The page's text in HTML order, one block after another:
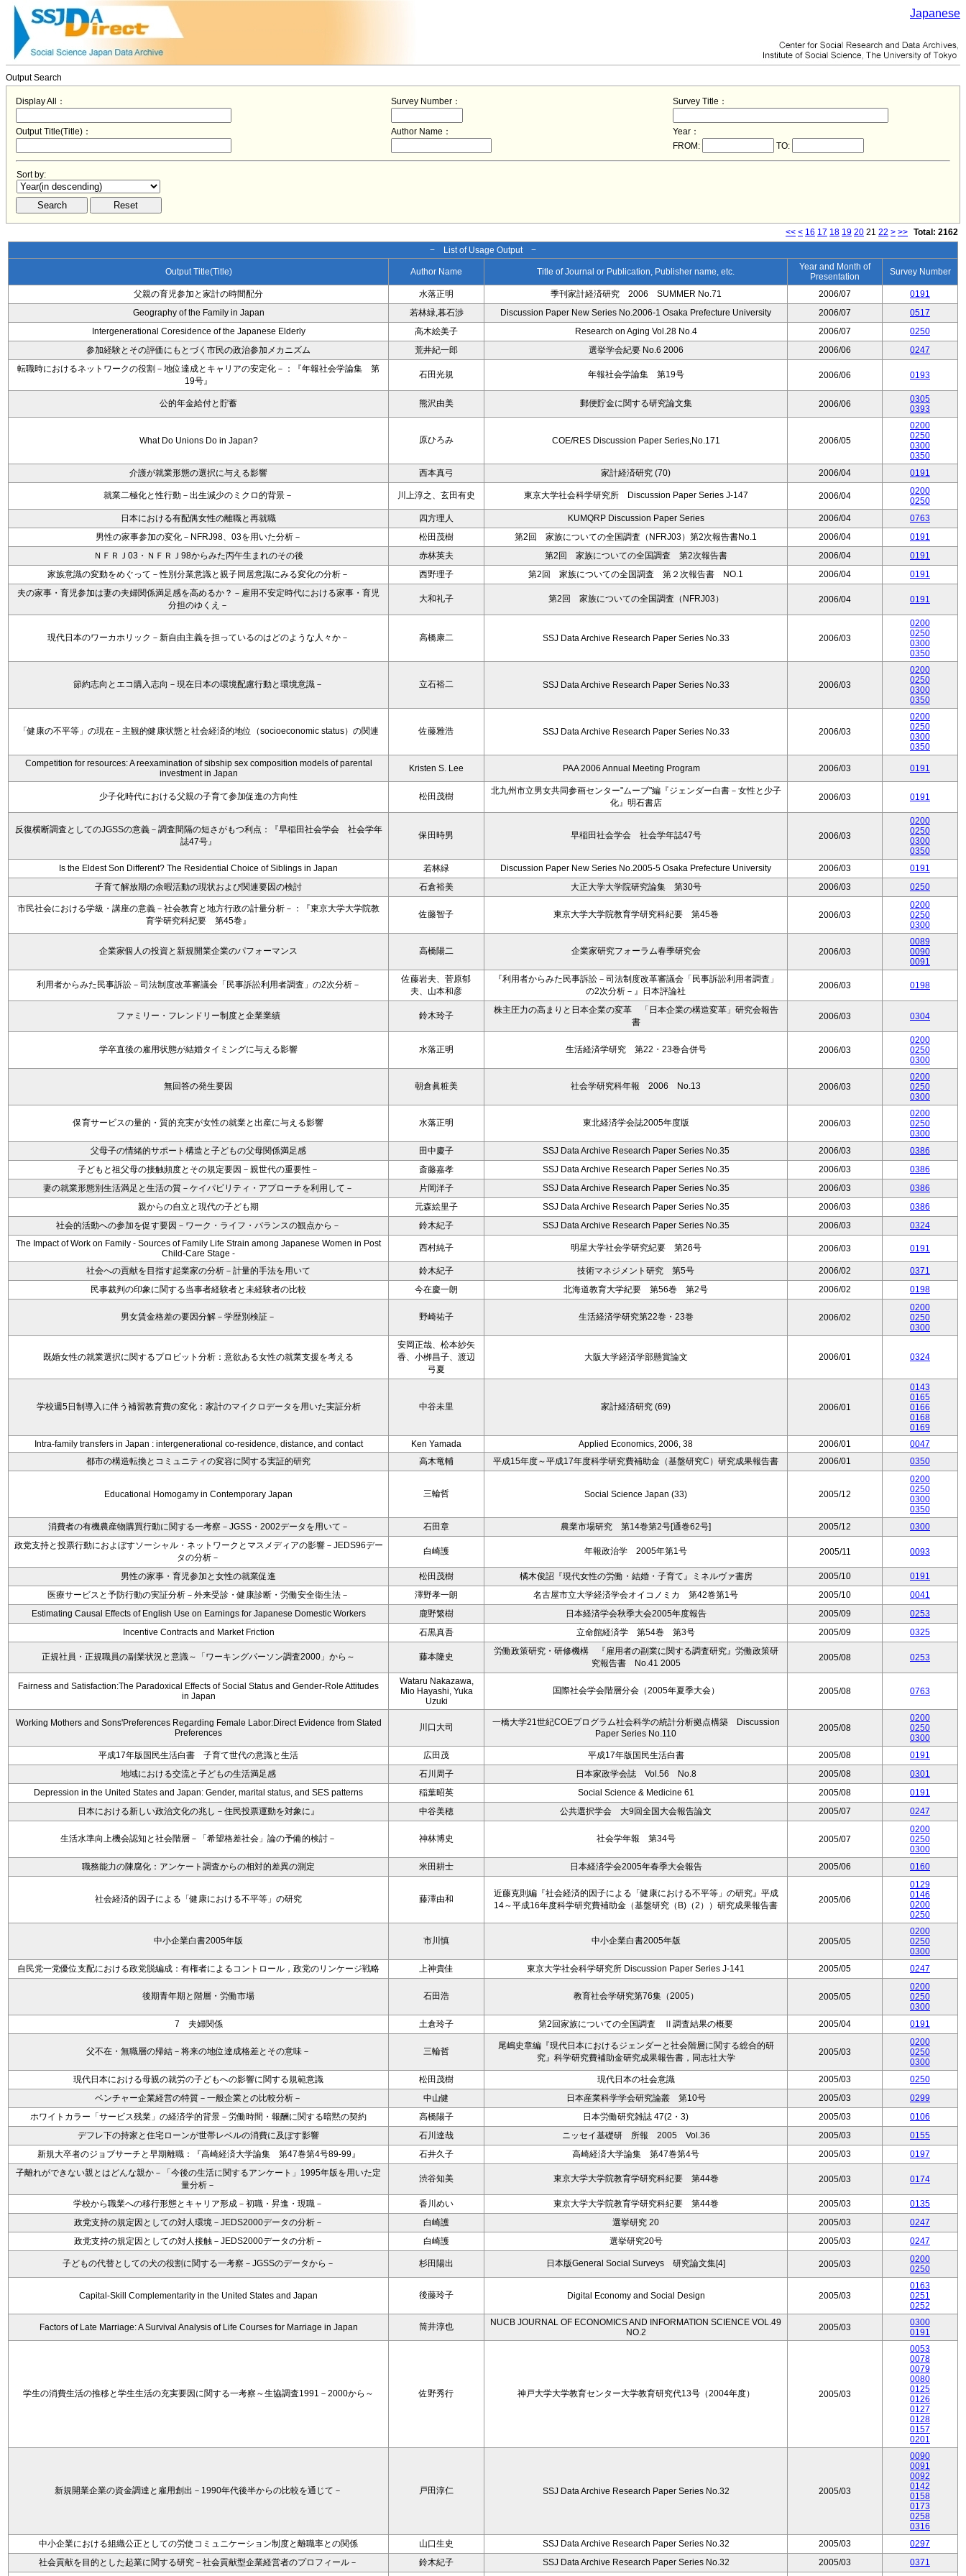
Japanese
Output Search
Display All： Survey Number： Survey Title：
Output Title(Title)： Author Name：
Year：
FROM:
TO:
Sort by:
<< < 16 17 18 19 20 21 22 > >> Total: 2162
− List of Usage Output −
Output Title(Title) Author Name Title of Journal or Publication, Publisher name, etc.
Year and Month of
Presentation
Survey Number
父親の育児参加と家計の時間配分 水落正明 季刊家計経済研究 2006 SUMMER No.71 2006/07
0191
Geography of the Family in Japan
若林緑,暮石渉 Discussion Paper New Series No.2006-1 Osaka Prefecture University 2006/07
0517
Intergenerational Coresidence of the Japanese Elderly
高木絵美子 Research on Aging Vol.28 No.4 2006/07
0250
参加経験とその評価にもとづく市民の政治参加メカニズム
荒井紀一郎 選挙学会紀要 No.6 2006 2006/06
0247
転職時におけるネットワークの役割－地位達成とキャリアの安定化－：『年報社会学論集 第
19号』
石田光規 年報社会学論集 第19号 2006/06 0193
公的年金給付と貯蓄 熊沢由美 郵便貯金に関する研究論文集 2006/06
0305
0393
What Do Unions Do in Japan? 原ひろみ COE/RES Discussion Paper Series,No.171 2006/05
0200
0250
0300
0350
介護が就業形態の選択に与える影響
西本真弓 家計経済研究 (70) 2006/04 0191
就業二極化と性行動－出生減少のミクロ的背景－ 川上淳之、玄田有史 東京大学社会科学研究所 Discussion Paper Series J-147 2006/04
0200
0250
日本における有配偶女性の離職と再就職
四方理人 KUMQRP Discussion Paper Series 2006/04
0763
男性の家事参加の変化－NFRJ98、03を用いた分析－
松田茂樹 第2回 家族についての全国調査（NFRJ03）第2次報告書No.1 2006/04
0191
ＮＦＲＪ03・ＮＦＲＪ98からみた丙午生まれのその後
赤林英夫 第2回 家族についての全国調査 第2次報告書 2006/04
0191
家族意識の変動をめぐって－性別分業意識と親子同居意識にみる変化の分析－
西野理子 第2回 家族についての全国調査 第２次報告書 NO.1 2006/04
0191
夫の家事・育児参加は妻の夫婦関係満足感を高めるか？－雇用不安定時代における家事・育児
分担のゆくえ－
大和礼子 第2回 家族についての全国調査（NFRJ03） 2006/04 0191
現代日本のワーカホリック－新自由主義を担っているのはどのような人々か－ 高橋康二 SSJ Data Archive Research Paper Series No.33 2006/03
0200
0250
0300
0350
節約志向とエコ購入志向－現在日本の環境配慮行動と環境意識－ 立石裕二 SSJ Data Archive Research Paper Series No.33 2006/03
0200
0250
0300
0350
「健康の不平等」の現在－主観的健康状態と社会経済的地位（socioeconomic status）の関連 佐藤雅浩 SSJ Data Archive Research Paper Series No.33 2006/03
0200
0250
0300
0350
Competition for resources: A reexamination of sibship sex composition models of parental
investment in Japan
Kristen S. Lee PAA 2006 Annual Meeting Program 2006/03 0191
少子化時代における父親の子育て参加促進の方向性 松田茂樹
北九州市立男女共同参画センター"ムーブ"編『ジェンダー白書－女性と少子
化』明石書店
2006/03 0191
反復横断調査としてのJGSSの意義－調査間隔の短さがもつ利点：『早稲田社会学会 社会学年
誌47号』
保田時男 早稲田社会学会 社会学年誌47号 2006/03
0200
0250
0300
0350
Is the Eldest Son Different? The Residential Choice of Siblings in Japan
若林緑 Discussion Paper New Series No.2005-5 Osaka Prefecture University 2006/03
0191
子育て解放期の余暇活動の現状および関連要因の検討
石倉裕美 大正大学大学院研究論集 第30号 2006/03 0250
市民社会における学級・講座の意義－社会教育と地方行政の計量分析－：『東京大学大学院教
育学研究科紀要 第45巻』
佐藤智子 東京大学大学院教育学研究科紀要 第45巻 2006/03
0200
0250
0300
企業家個人の投資と新規開業企業のパフォーマンス 高橋陽二 企業家研究フォーラム春季研究会 2006/03
0089
0090
0091
利用者からみた民事訴訟－司法制度改革審議会「民事訴訟利用者調査」の2次分析－
佐藤岩夫、菅原郁
夫、山本和彦
『利用者からみた民事訴訟－司法制度改革審議会「民事訴訟利用者調査」
の2次分析－』日本評論社
2006/03 0198
ファミリー・フレンドリー制度と企業業績 鈴木玲子
株主圧力の高まりと日本企業の変革 「日本企業の構造変革」研究会報告
書
2006/03 0304
学卒直後の雇用状態が結婚タイミングに与える影響 水落正明 生活経済学研究 第22・23巻合併号 2006/03
0200
0250
0300
無回答の発生要因 朝倉眞粧美 社会学研究科年報 2006 No.13 2006/03
0200
0250
0300
保育サービスの量的・質的充実が女性の就業と出産に与える影響 水落正明 東北経済学会誌2005年度版 2006/03
0200
0250
0300
父母子の情緒的サポート構造と子どもの父母関係満足感
田中慶子 SSJ Data Archive Research Paper Series No.35 2006/03
0386
子どもと祖父母の接触頻度とその規定要因－親世代の重要性－
斎藤嘉孝 SSJ Data Archive Research Paper Series No.35 2006/03
0386
妻の就業形態別生活満足と生活の質－ケイパビリティ・アプローチを利用して－
片岡洋子 SSJ Data Archive Research Paper Series No.35 2006/03
0386
親からの自立と現代の子ども期
元森絵里子 SSJ Data Archive Research Paper Series No.35 2006/03
0386
社会的活動への参加を促す要因－ワーク・ライフ・バランスの観点から－
鈴木紀子 SSJ Data Archive Research Paper Series No.35 2006/03
0324
The Impact of Work on Family - Sources of Family Life Strain among Japanese Women in Post
Child-Care Stage -
西村純子 明星大学社会学研究紀要 第26号 2006/03 0191
社会への貢献を目指す起業家の分析－計量的手法を用いて 鈴木紀子 技術マネジメント研究 第5号 2006/02
0371
民事裁判の印象に関する当事者経験者と未経験者の比較
今在慶一朗 北海道教育大学紀要 第56巻 第2号 2006/02 0198
男女賃金格差の要因分解－学歴別検証－ 野崎祐子 生活経済学研究第22巻・23巻 2006/02
0200
0250
0300
既婚女性の就業選択に関するプロビット分析：意欲ある女性の就業支援を考える
安岡正哉、松本紗矢
香、小栁昌子、渡辺
弓夏
大阪大学経済学部懸賞論文 2006/01 0324
学校週5日制導入に伴う補習教育費の変化：家計のマイクロデータを用いた実証分析 中谷未里 家計経済研究 (69) 2006/01
0143
0165
0166
0168
0169
Intra-family transfers in Japan : intergenerational co-residence, distance, and contact
Ken Yamada Applied Economics, 2006, 38 2006/01
0047
都市の構造転換とコミュニティの変容に関する実証的研究
高木竜輔 平成15年度～平成17年度科学研究費補助金（基盤研究C）研究成果報告書 2006/01 0350
Educational Homogamy in Contemporary Japan 三輪哲 Social Science Japan (33) 2005/12
0200
0250
0300
0350
消費者の有機農産物購買行動に関する一考察－JGSS・2002データを用いて－
石田章 農業市場研究 第14巻第2号[通巻62号] 2005/12
0300
政党支持と投票行動におよぼすソーシャル・ネットワークとマスメディアの影響－JEDS96デー
タの分析－
白崎護 年報政治学 2005年第1号 2005/11 0093
男性の家事・育児参加と女性の就業促進 松田茂樹 橘木俊詔『現代女性の労働・結婚・子育て』ミネルヴァ書房 2005/10
0191
医療サービスと予防行動の実証分析－外来受診・健康診断・労働安全衛生法－
澤野孝一朗 名古屋市立大学経済学会オイコノミカ 第42巻第1号 2005/10
0041
Estimating Causal Effects of English Use on Earnings for Japanese Domestic Workers
鹿野繁樹 日本経済学会秋季大会2005年度報告 2005/09
0253
Incentive Contracts and Market Friction
石黒真吾 立命館経済学 第54巻 第3号 2005/09 0325
正規社員・正規職員の副業状況と意識～「ワーキングパーソン調査2000」から～ 藤本隆史
労働政策研究・研修機構 『雇用者の副業に関する調査研究』労働政策研
究報告書 No.41 2005
2005/08 0253
Fairness and Satisfaction:The Paradoxical Effects of Social Status and Gender-Role Attitudes
in Japan
Wataru Nakazawa,
Mio Hayashi, Yuka
Uzuki
国際社会学会階層分会（2005年夏季大会） 2005/08 0763
Working Mothers and Sons'Preferences Regarding Female Labor:Direct Evidence from Stated
Preferences
川口大司
一橋大学21世紀COEプログラム社会科学の統計分析拠点構築 Discussion
Paper Series No.110
2005/08
0200
0250
0300
平成17年版国民生活白書 子育て世代の意識と生活
広田茂 平成17年版国民生活白書 2005/08
0191
地域における交流と子どもの生活満足感
石川周子 日本家政学会誌 Vol.56 No.8 2005/08
0301
Depression in the United States and Japan: Gender, marital status, and SES patterns
稲葉昭英 Social Science & Medicine 61 2005/08
0191
日本における新しい政治文化の兆し－住民投票運動を対象に』
中谷美穂 公共選択学会 大9回全国大会報告論文 2005/07 0247
生活水準向上機会認知と社会階層－「希望格差社会」論の予備的検討－ 神林博史 社会学年報 第34号 2005/07
0200
0250
0300
職務能力の陳腐化：アンケート調査からの相対的差異の測定
米田耕士 日本経済学会2005年春季大会報告 2005/06 0160
社会経済的因子による「健康における不平等」の研究 藤澤由和
近藤克則編『社会経済的因子による「健康における不平等」の研究』平成
14～平成16年度科学研究費補助金（基盤研究（B)（2））研究成果報告書
2005/06
0129
0146
0200
0250
中小企業白書2005年版 市川慎 中小企業白書2005年版 2005/05
0200
0250
0300
自民党一党優位支配における政党脱編成：有権者によるコントロール，政党のリンケージ戦略
上神貴佳 東京大学社会科学研究所 Discussion Paper Series J-141 2005/05 0247
後期青年期と階層・労働市場 石田浩 教育社会学研究第76集（2005） 2005/05
0200
0250
0300
7 夫婦関係
土倉玲子 第2回家族についての全国調査 Ⅱ調査結果の概要 2005/04 0191
父不在・無職層の帰結－将来の地位達成格差とその意味－ 三輪哲
尾嶋史章編『現代日本におけるジェンダーと社会階層に関する総合的研
究』科学研究費補助金研究成果報告書，同志社大学
2005/03
0200
0250
0300
現代日本における母親の就労の子どもへの影響に関する規範意識
松田茂樹 現代日本の社会意識 2005/03
0250
ベンチャー企業経営の特質－一般企業との比較分析－
中山健 日本産業科学学会研究論叢 第10号 2005/03
0299
ホワイトカラー「サービス残業」の経済学的背景－労働時間・報酬に関する暗黙の契約
高橋陽子 日本労働研究雑誌 47(2・3) 2005/03
0106
デフレ下の持家と住宅ローンが世帯レベルの消費に及ぼす影響
石川達哉 ニッセイ基礎研 所報 2005 Vol.36 2005/03
0155
新規大卒者のジョブサーチと早期離職：『高崎経済大学論集 第47巻第4号89-99』
石井久子 高崎経済大学論集 第47巻第4号 2005/03
0197
子離れができない親とはどんな親か－「今後の生活に関するアンケート」1995年版を用いた定
量分析－
渋谷知美 東京大学大学院教育学研究科紀要 第44巻 2005/03 0174
学校から職業への移行形態とキャリア形成－初職・昇進・現職－ 香川めい 東京大学大学院教育学研究科紀要 第44巻 2005/03
0135
政党支持の規定因としての対人環境－JEDS2000データの分析－
白崎護 選挙研究 20 2005/03
0247
政党支持の規定因としての対人接触－JEDS2000データの分析－
白崎護 選挙研究20号 2005/03 0247
子どもの代替としての犬の役割に関する一考察－JGSSのデータから－ 杉田陽出 日本版General Social Surveys 研究論文集[4] 2005/03
0200
0250
Capital-Skill Complementarity in the United States and Japan 後藤玲子 Digital Economy and Social Design 2005/03
0163
0251
0252
Factors of Late Marriage: A Survival Analysis of Life Courses for Marriage in Japan 筒井淳也
NUCB JOURNAL OF ECONOMICS AND INFORMATION SCIENCE VOL.49
NO.2
2005/03
0300
0191
学生の消費生活の推移と学生生活の充実要因に関する一考察～生協調査1991－2000から～ 佐野秀行 神戸大学大学教育センター大学教育研究代13号（2004年度） 2005/03
0053
0078
0079
0080
0125
0126
0127
0128
0157
0201
新規開業企業の資金調達と雇用創出－1990年代後半からの比較を通じて－ 戸田淳仁 SSJ Data Archive Research Paper Series No.32 2005/03
0090
0091
0092
0142
0158
0173
0258
0316
中小企業における組織公正としての労使コミュニケーション制度と離職率との関係
山口生史 SSJ Data Archive Research Paper Series No.32 2005/03
0297
社会貢献を目的とした起業に関する研究－社会貢献型企業経営者のプロフィール－
鈴木紀子 SSJ Data Archive Research Paper Series No.32 2005/03 0371